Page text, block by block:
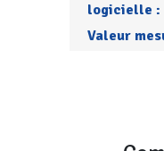
logicielle :
Valeur